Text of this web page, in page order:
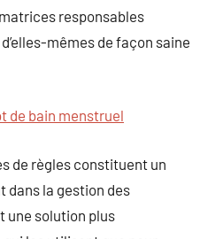
responsables
mêmes de façon saine
de bain menstruel
de règles constituent un
dans la gestion des
une solution plus